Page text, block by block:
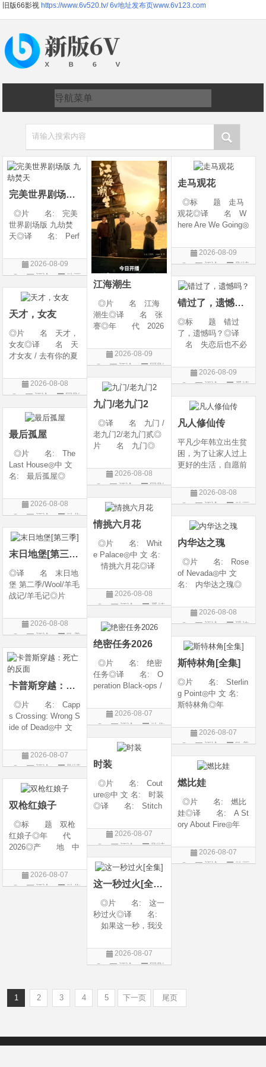
旧版66影视 https://www.6v520.tv/ 6v地址发布页www.6v123.com
请输入搜索内容
完美世界剧场版 九劫焚天
◎片 名: 完美
世界剧场版 九劫焚
天◎译 名: Perf
ne Calamities Burnin
g Heaven / Perfect
ribulations Incinerate
the H
2026-08-09
评论
动画
片
江海潮生
◎片 名 江海
潮生◎译 名 张
謇◎年 代 2026
陆◎类 别 传记
/ 历史 / 古装◎语
上映日期 2026-07-
20(中国大陆)◎
2026-08-09
评论
国剧
走马观花
◎标 题 走马
观花◎译 名 W
here Are We Going◎
产 地 中国大陆
◎类 别 剧情◎
话◎上映日期 2026
-06-12(中国大陆)◎
2026-08-09
评论
剧情
片
错过了，遗憾吗？
◎标 题 错过
了，遗憾吗？◎译
名 失恋后也不必
rself◎年 代 20
26◎产 地 中国
剧 / 爱情◎语
言 汉语普通话◎上
映
2026-08-09
评论
爱情
片
天才，女友
◎片 名 天才，
女友◎译 名 天
才女友 / 去有你的夏
年 代 2026◎
产 地 中国大陆
爱情◎语 言 汉
语普通话◎上映日期
2026-08-08
评论
国剧
九门/老九门2
◎译 名 九门 /
老九门2/老九门贰◎
片 名 九门◎
产 地 中国大陆
◎类 别 剧情 /
言 汉语普通话◎上
映日期 2026-07
2026-08-08
评论
国剧
凡人修仙传
平凡少年韩立出生贫
困，为了让家人过上
更好的生活，自愿前
核，最终被墨大夫收
入门下。 墨大夫一
养、传授医术，让韩
立对他非常感激，但
随着一同入
2026-08-08
评论
动画
片
最后孤屋
◎片 名: The
Last House◎中 文
名: 最后孤屋◎
Eleven Eight One S
even◎年 代: 2
国 / 法国 / 美国◎
类 别: 动作 /
2026-08-08
评论
动作
片
情挑六月花
◎片 名: Whit
e Palace◎中 文 名:
情挑六月花◎译
道之恋 / 白色宫殿◎
年 代: 1990◎
类 别: 剧情 / 爱
情◎语
2026-08-08
评论
爱情
片
内华达之瑰
◎片 名: Rose
of Nevada◎中 文
名: 内华达之瑰◎
玫瑰 / 英伦转生号
(港) / 谜航(台)◎年
地: 英国◎类
别: 剧情 / 恐
2026-08-08
评论
恐怖
片
末日地堡[第三季]
◎译 名 末日地
堡 第二季/Wool/羊毛
战记/羊毛记◎片
◎年 代 2024◎
产 地 美国◎
幻 / 悬疑◎语
言 英语◎上映日
2026-08-08
评论
欧美
剧
绝密任务2026
◎片 名: 绝密
任务◎译 名: O
peration Black-ops /
&amp;middot;绝密任
务◎年 代: 202
大陆◎类 别:
动作 / 战争 / 犯
2026-08-07
评论
动作
片
斯特林角[全集]
◎片 名: Sterlin
g Point◎中 文 名:
斯特林角◎年
地: 美国◎类
别: 剧情◎语
期: 2026-08-05(美
国)◎IMDb评分: 6
2026-08-07
评论
欧美
剧
卡普斯穿越：死亡的反面
◎片 名: Capp
s Crossing: Wrong S
ide of Dead◎中 文
死亡的反面◎年
代: 2026◎产
别: 剧情 / 悬疑 / 惊
悚 / 犯罪◎语
2026-08-07
评论
剧情
片
时装
◎片 名: Cout
ure◎中 文 名: 时装
◎译 名: Stitch
(台)◎年 代: 20
25◎产 地: 法
剧情◎语 言:
法语 /
2026-08-07
评论
剧情
片
燃比娃
◎片 名: 燃比
娃◎译 名: A St
ory About Fire◎年
地: 中国大陆◎
类 别: 动画 / 奇
2026-08-07
评论
动画
双枪红娘子
◎标 题 双枪
红娘子◎年 代
2026◎产 地 中
剧情 / 动作 / 战争◎
上映日期 2026-08-
2026-08-07
评论
动作
这一秒过火[全集]
◎片 名: 这一
秒过火◎译 名:
如果这一秒，我没
年 代: 2026◎
产 地: 中国大
汉语普通话◎上映
2026-08-07
评论
国剧
1 2 3 4 5 下一页 尾页